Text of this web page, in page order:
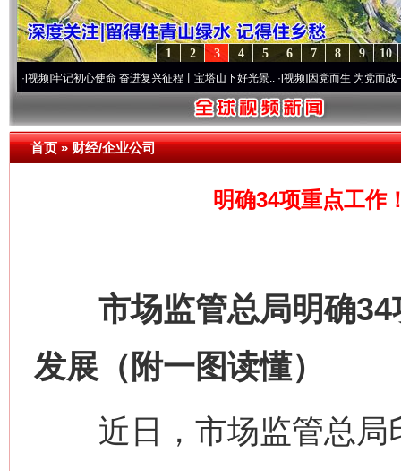
10
9
8
7
6
5
4
3
2
1
命 奋进复兴征程丨宝塔山下好光景..·[视频]因党而生 为党而战——百年“纪”事⑧加
首页»财经/企业公司
明确34项重点工作
市场监管总局明确34
发展（附一图读懂）
近日，市场监管总局